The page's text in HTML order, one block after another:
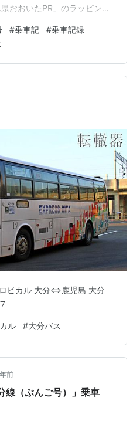
おおいたPR」のラッピング
ハ前から とよのくに号の気
の気になる座席やコンセン
大分の景色を楽しみながら
関連記事 旅の始まりは大分
りは大分トキハ前からで
大分の百…
#乗車記 #乗車記録
ピカル 大分⇔鹿児島 大分
ル #大分バス
前
線（ぶんご号）」乗車